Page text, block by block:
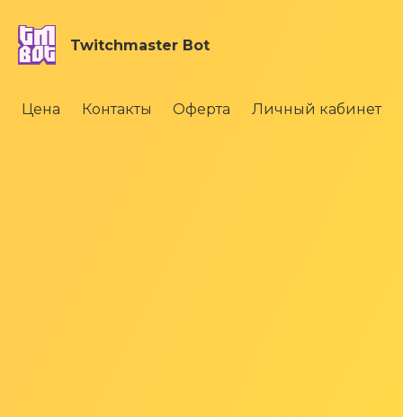
Twitchmaster Bot
Цена Контакты Оферта Личный кабинет